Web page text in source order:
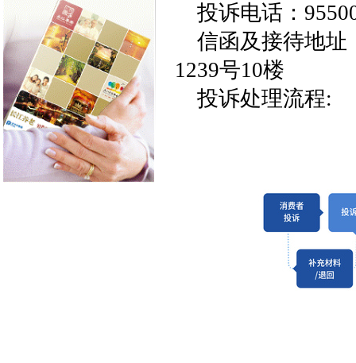
投诉电话：
信函及接待地址
1239号10楼
投诉处理流程: